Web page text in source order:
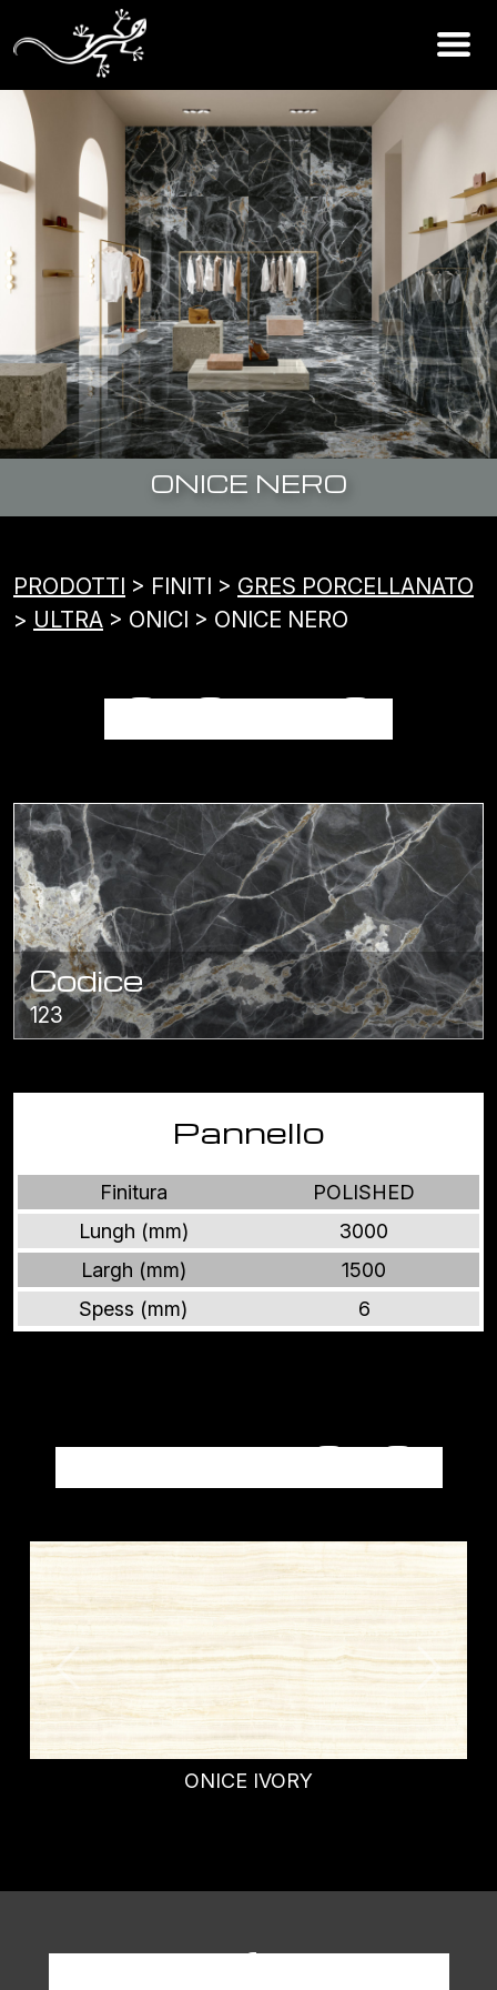
ONICE NERO
PRODOTTI > FINITI > GRES PORCELLANATO
> ULTRA > ONICI > ONICE NERO
ONICE NERO
Codice
123
Pannello
Finitura
POLISHED
Lungh (mm)
3000
Largh (mm)
1500
Spess (mm)
6
Altri prodotti ONICI
Richiedi informazioni